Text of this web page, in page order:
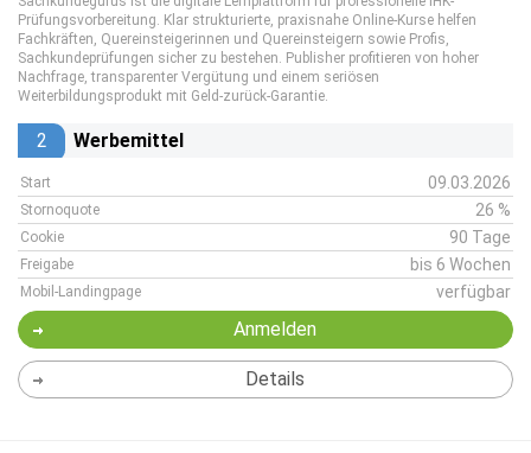
Prüfungsvorbereitung. Klar strukturierte, praxisnahe Online-Kurse helfen
Fachkräften, Quereinsteigerinnen und Quereinsteigern sowie Profis,
Sachkundeprüfungen sicher zu bestehen. Publisher profitieren von hoher
Nachfrage, transparenter Vergütung und einem seriösen
Weiterbildungsprodukt mit Geld-zurück-Garantie.
2 Werbemittel
Start 09.03.2026
Stornoquote 26 %
Cookie 90 Tage
Freigabe bis 6 Wochen
Mobil-Landingpage verfügbar
Anmelden
Details